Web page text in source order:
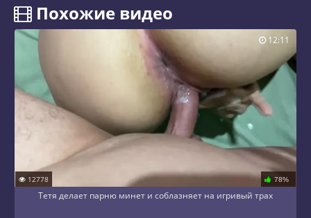
️ Похожие видео
12778 78%
Тетя делает парню минет и соблазняет на игривый трах
12:11